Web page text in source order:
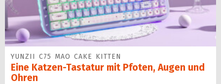
YUNZII C75 MAO CAKE KITTEN
Eine Katzen-Tastatur mit Pfoten, Augen und
Ohren